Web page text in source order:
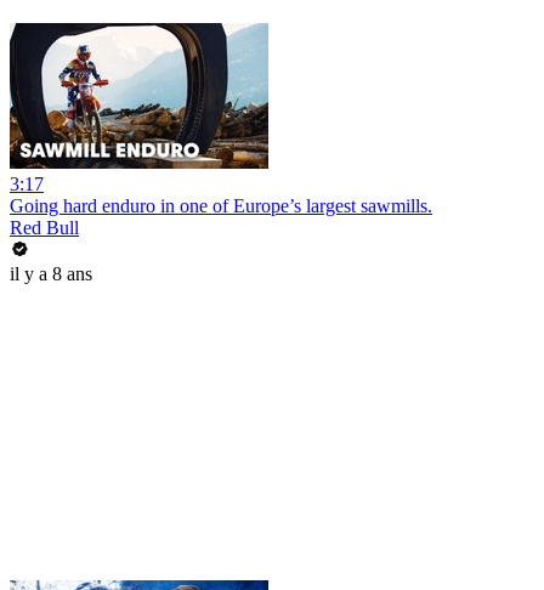
3:17
Going hard enduro in one of Europe’s largest sawmills.
Red Bull
il y a 8 ans